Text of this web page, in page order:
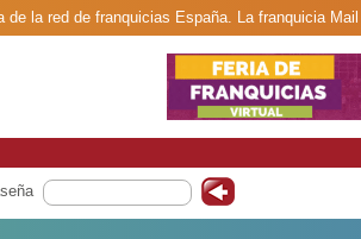
de la red de franquicias España. La franquicia